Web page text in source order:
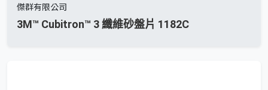
傑群有限公司
3M™ Cubitron™ 3 纖維砂盤片 1182C